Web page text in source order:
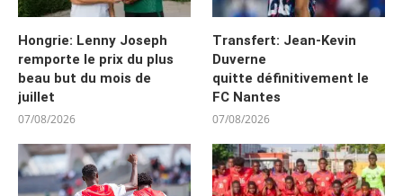
Hongrie: Lenny Joseph
remporte le prix du plus
beau but du mois de
juillet
07/08/2026
Transfert: Jean-Kevin
Duverne
quitte définitivement le
FC Nantes
07/08/2026